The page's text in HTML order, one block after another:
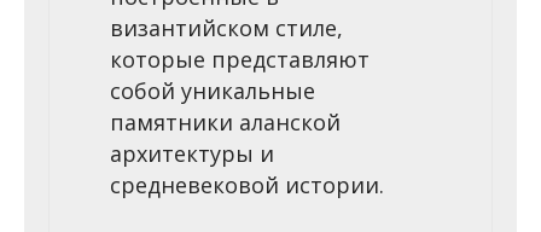
византийском стиле,
которые представляют
собой уникальные
памятники аланской
архитектуры и
средневековой истории.